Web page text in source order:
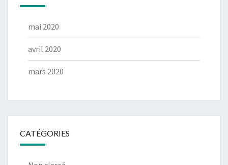
mai 2020
avril 2020
mars 2020
CATÉGORIES